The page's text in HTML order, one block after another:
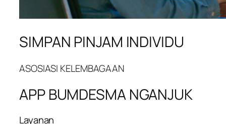
SIMPAN PINJAM INDIVIDU
ASOSIASI KELEMBAGAAN
APP BUMDESMA NGANJUK
Layanan